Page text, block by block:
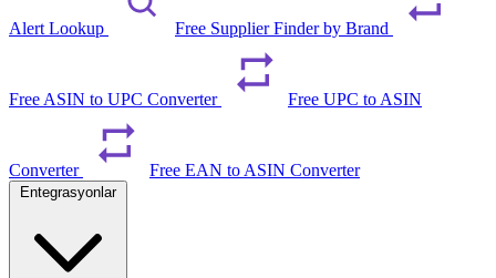
Alert Lookup Free Supplier Finder by Brand
Free ASIN to UPC Converter Free UPC to ASIN
Converter Free EAN to ASIN Converter
Entegrasyonlar